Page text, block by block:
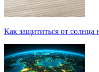
Как защититься от солнца